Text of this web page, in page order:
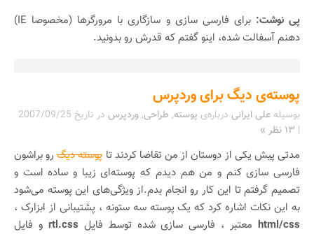
پی نوشت:
برای فارسی سازی و سازگاری با مرورگرها (مخصوصا IE)
دهنم آسفالت شده، اینو گفتم که قدرش رو بدونید.
پوسته‌ی دیگ برای وردپرس
بوسیله علی ایرانی درباره‌ی پوسته, طراحی,وردپرس در تاریخ 2007/09/25
| ۱۳ نظر »
مدتی پیش یکی از دوستان از من تقاضا کردند تاپوسته دیگرو براشون
فارسی سازی کنم و من هم دیدم که پوسته‌‌ای زیبا و ساده است و
تصمیم گرفتم تا این کار رو انجام بدم.از ویژگی‌های این پوسته می‌شود
به این نکات اشاره کرد که یک پوسته سه ستونه ، پشتیبانی از ابزارک ،
html/cssمعتبر ، فارسی سازی شده توسط فایل rtl.css و فایل